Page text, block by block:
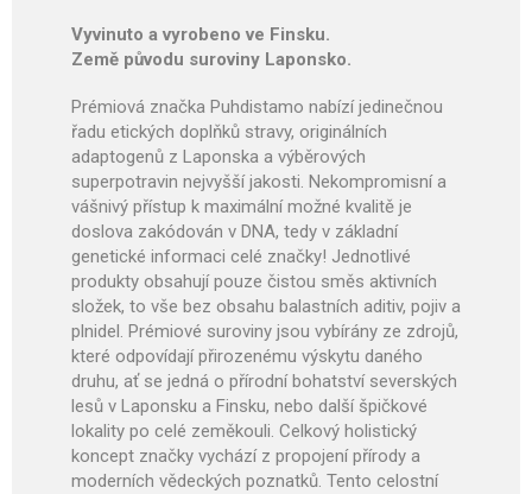
Vyvinuto a vyrobeno ve Finsku.
Země původu suroviny Laponsko.
Prémiová značka Puhdistamo nabízí jedinečnou
řadu etických doplňků stravy, originálních
adaptogenů z Laponska a výběrových
superpotravin nejvyšší jakosti. Nekompromisní a
vášnivý přístup k maximální možné kvalitě je
doslova zakódován v DNA, tedy v základní
genetické informaci celé značky! Jednotlivé
produkty obsahují pouze čistou směs aktivních
složek, to vše bez obsahu balastních aditiv, pojiv a
plnidel. Prémiové suroviny jsou vybírány ze zdrojů,
které odpovídají přirozenému výskytu daného
druhu, ať se jedná o přírodní bohatství severských
lesů v Laponsku a Finsku, nebo další špičkové
lokality po celé zeměkouli. Celkový holistický
koncept značky vychází z propojení přírody a
moderních vědeckých poznatků. Tento celostní